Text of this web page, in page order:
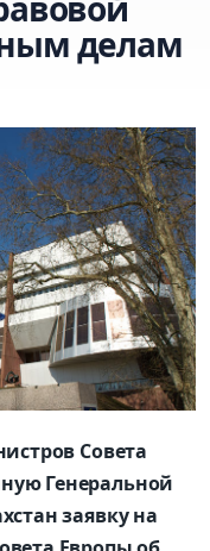
делам
Совета
Генеральной
заявку на